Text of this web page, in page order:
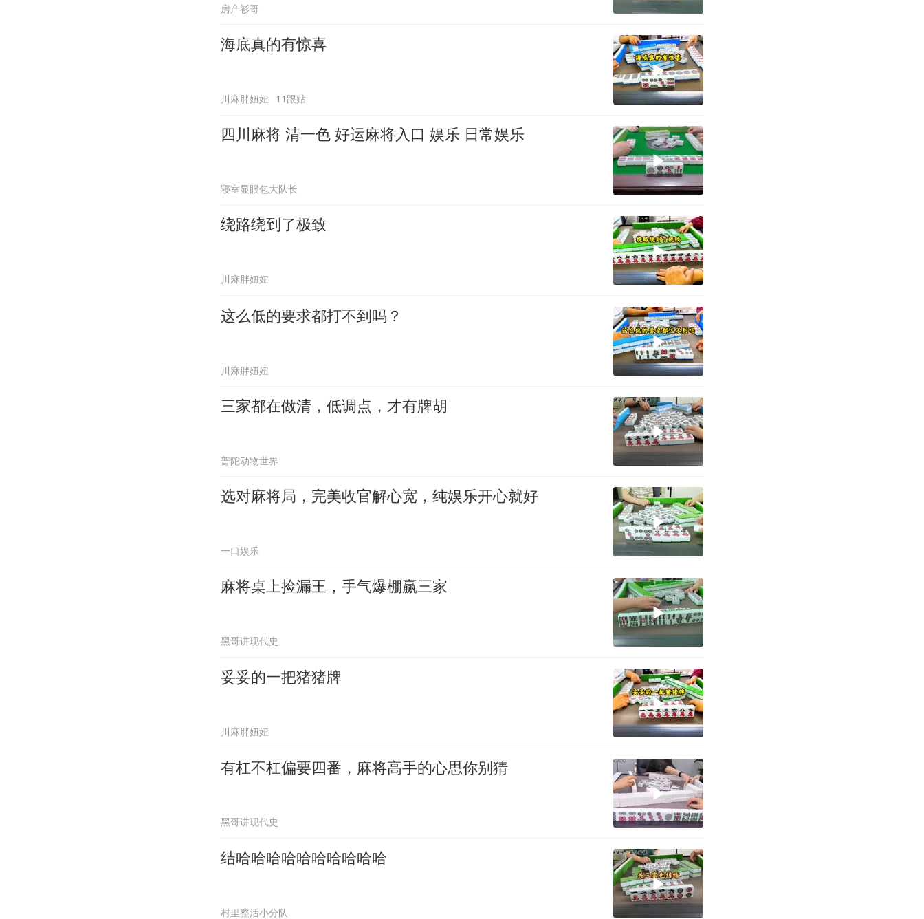
房产衫哥
海底真的有惊喜
川麻胖妞妞 11跟贴
四川麻将 清一色 好运麻将入口 娱乐 日常娱乐
寝室显眼包大队长
绕路绕到了极致
川麻胖妞妞
这么低的要求都打不到吗？
川麻胖妞妞
三家都在做清，低调点，才有牌胡
普陀动物世界
选对麻将局，完美收官解心宽，纯娱乐开心就好
一口娱乐
麻将桌上捡漏王，手气爆棚赢三家
黑哥讲现代史
妥妥的一把猪猪牌
川麻胖妞妞
有杠不杠偏要四番，麻将高手的心思你别猜
黑哥讲现代史
结哈哈哈哈哈哈哈哈哈哈
村里整活小分队